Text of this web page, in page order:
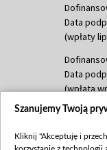
Data
(wpłaty
Data
(wpłata
(wpłata
Szanujemy Twoją
Kliknij "Akceptuję i